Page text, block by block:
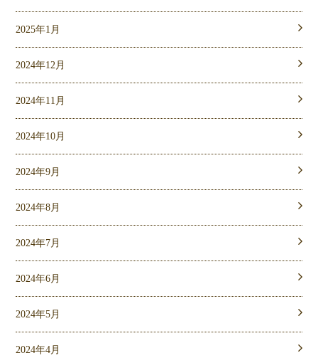
2025年1月
2024年12月
2024年11月
2024年10月
2024年9月
2024年8月
2024年7月
2024年6月
2024年5月
2024年4月